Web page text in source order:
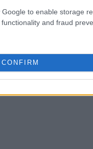
Google to enable storage
and fraud
CONFIRM
y barata, aún no